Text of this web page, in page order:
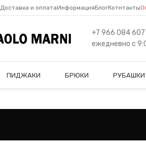
Доставка и оплатаИнформацияБлогКотнтакты
+7 966 084
ежедневно с
ПИДЖАКИ БРЮКИ РУБАШКИ